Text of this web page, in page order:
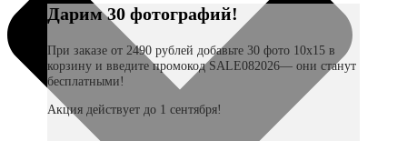
Дарим 30 фотографий!
При заказе от 2490 рублей добавьте 30 фото 10х15 в
корзину и введите промокод SALE082026— они станут
бесплатными!
Акция действует до 1 сентября!